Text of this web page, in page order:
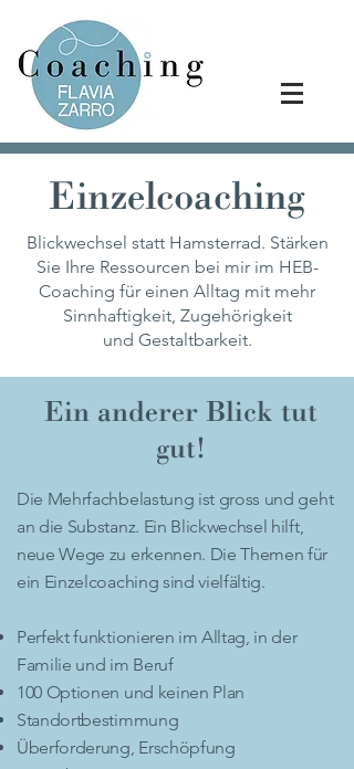
Ein anderer Blick tut
gut!
Die Mehrfachbelastung ist gross und geht
an die Substanz. Ein Blickwechsel hilft,
neue Wege zu erkennen. Die Themen für
ein Einzelcoaching sind vielfältig.
Perfekt funktionieren im Alltag, in der
Familie und im Beruf
100 Optionen und keinen Plan
Standortbestimmung
Überforderung, Erschöpfung
Blickwechsel statt Hamsterrad. Stärken
Sie Ihre Ressourcen bei mir im HEB-
Coaching für einen Alltag mit mehr
Sinnhaftigkeit, Zugehörigkeit
und Gestaltbarkeit.
Einzelcoaching